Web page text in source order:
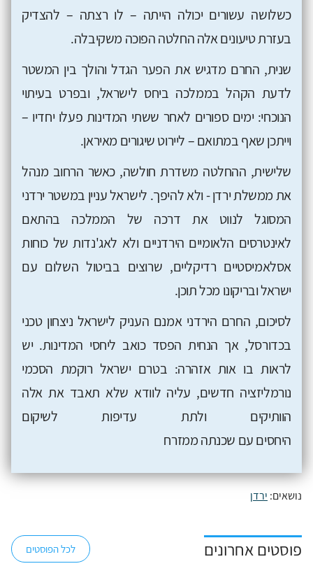
כשלושה עשורים יכולה הייתה – לו רצתה – להצדיק
בעזרת טיעונים אלה החלטה הפוכה משקיבלה.
שנית, החרם מדגיש את הפער הגדל והולך בין המשטר
לדעת הקהל בממלכה ביחס לישראל, ובפרט בעיתוי
הנוכחי: ימים ספורים לאחר ששתי המדינות פעלו יחדיו –
וייתכן שאף במתואם – ליירוט שיגורים מאיראן.
שלישית, ההחלטה משדרת חולשה, כאשר הרחוב מנהל
את ממשלת ירדן - ולא להיפך. לישראל עניין במשטר ירדני
המסוגל לנווט את דרכה של הממלכה בהתאם
לאינטרסים הלאומיים הירדניים ולא לאג'נדות של כוחות
אסלאמיסטיים רדיקליים, שרוצים בביטול השלום עם
ישראל ובריקונו מכל תוכן.
לסיכום, החרם הירדני אמנם העניק לישראל ניצחון טכני
בכדורסל, אך הנחית הפסד כואב ליחסי המדינות. יש
לראות בו אות אזהרה: בטרם ישראל רוקמת הסכמי
נורמליזציה חדשים, עליה לוודא שלא תאבד את אלה
הוותיקים ולתת עדיפות לשיקום
היחסים עם שכנתה ממזרח
נושאים: ירדן
פוסטים אחרונים לכל הפוסטים